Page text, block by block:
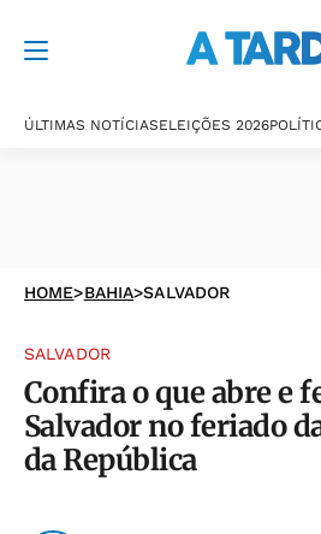
ÚLTIMAS NOTÍCIASELEIÇÕES 2026
HOME>BAHIA>SALVADOR
SALVADOR
Confira o que abre e
Salvador no feriado
da República